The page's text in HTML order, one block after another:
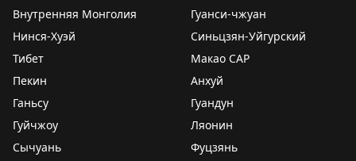
Внутренняя Монголия
Гуанси-чжуан
Нинся-Хуэй
Синьцзян-Уйгурский
Тибет
Макао САР
Пекин
Анхуй
Ганьсу
Гуандун
Гуйчжоу
Ляонин
Сычуань
Фуцзянь